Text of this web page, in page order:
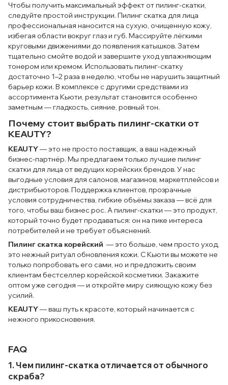
Чтобы получить максимальный эффект от пилинг-скатки,
следуйте простой инструкции. Пилинг скатка для лица
профессиональная наносится на сухую, очищенную кожу,
избегая области вокруг глаз и губ. Массируйте лёгкими
круговыми движениями до появления катышков. Затем
тщательно смойте водой и завершите уход увлажняющим
тонером или кремом. Использовать пилинг-скатку
достаточно 1–2 раза в неделю, чтобы не нарушить защитный
барьер кожи. В комплексе с другими средствами из
ассортимента Кьюти, результат становится особенно
заметным — гладкость, сияние, ровный тон.
Почему стоит выбрать пилинг-скатки от
KEAUTY?
KEAUTY— это не просто поставщик, а ваш надежный
бизнес-партнёр. Мы предлагаем только лучшие пилинг
скатки для лица от ведущих корейских брендов. У нас
выгодные условия для салонов, магазинов, маркетплейсов и
дистрибьюторов. Поддержка клиентов, прозрачные
условия сотрудничества, гибкие объёмы заказа — всё для
того, чтобы ваш бизнес рос. А пилинг-скатки — это продукт,
который точно будет продаваться: он на пике интереса
потребителей и не требует объяснений.
Пилинг скатка корейский — это больше, чем просто уход,
это нежный ритуал обновления кожи. С Кьюти вы можете не
только попробовать его сами, но и предложить своим
клиентам бестселлер корейской косметики. Закажите
оптом уже сегодня — и откройте миру сияющую кожу без
усилий.
KEAUTY— ваш путь к красоте, который начинается с
нежного прикосновения.
FAQ
1. Чем пилинг-скатка отличается от обычного
скраба?